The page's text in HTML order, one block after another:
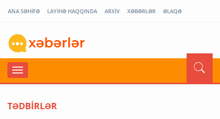
ANA SƏHİFƏ LAYİHƏ HAQQINDA ARXİV XƏBƏRLƏR ƏLAQƏ
TƏDBİRLƏR